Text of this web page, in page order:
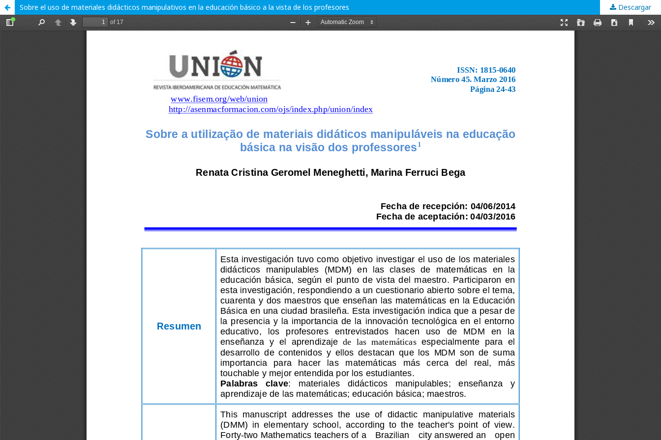
Sobre el uso de materiales didácticos manipulativos en la educación básico a la vista de los profesores Descargar